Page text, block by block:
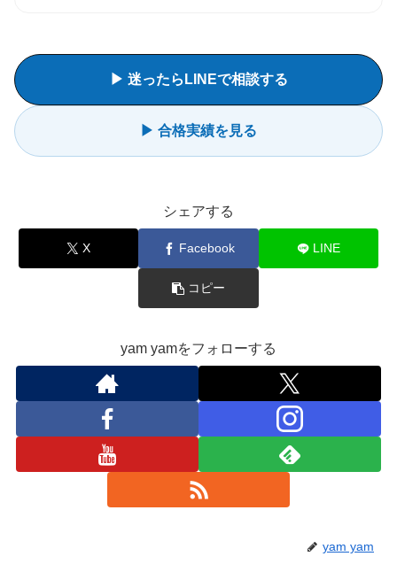
▶ 迷ったらLINEで相談する
▶ 合格実績を見る
シェアする
X Facebook LINE
コピー
yam yamをフォローする
yam yam